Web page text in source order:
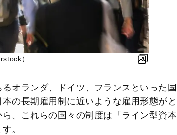
）
オランダ、ドイツ、フランスといった国
の長期雇用制に近いような雇用形態がと
、これらの国々の制度は「ライン型資本
。